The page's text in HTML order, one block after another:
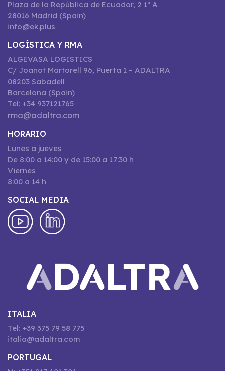
Plaza de la República de Ecuador, 2 1º A
28016 Madrid (Spain)
info@ek.plus
LOGÍSTICA Y RMA
ALGEVASA LOGISTICS
C/ Joanot Martorell 96, Puerta 1 – ADALTRA
08203 Sabadell
Barcelona (Spain)
Tel: +34 937121765
rma@adaltra.com
HORARIO
Lunes a jueves
De 8:00 a 14:00 y de 15:00 a 17:30 h
Viernes
8:00 a 14 h
SOCIAL MEDIA
ITALIA
Tel: +39 375 79 58 775
italia@adaltra.com
PORTUGAL